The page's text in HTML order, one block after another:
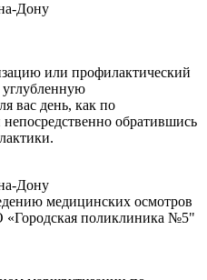
Дону
или профилактический
вас день, как по
обратившись
Дону
медицинских осмотров
поликлиника №5"